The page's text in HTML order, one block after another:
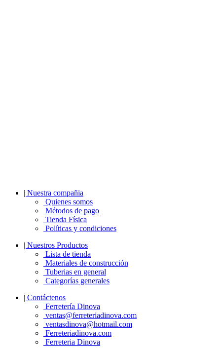
| Nuestra compañia
Quienes somos
Métodos de pago
Tienda Física
Políticas y condiciones
| Nuestros Productos
Lista de tienda
Materiales de construcción
Tuberias en general
Categorías generales
| Contáctenos
Ferretería Dinova
ventas@ferreteriadinova.com
ventasdinova@hotmail.com
Ferreteriadinova.com
Ferreteria Dinova